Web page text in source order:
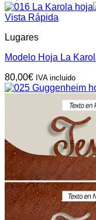
Vista Rápida
Lugares
Modelo Hoja La
80,00€ IVA incluido